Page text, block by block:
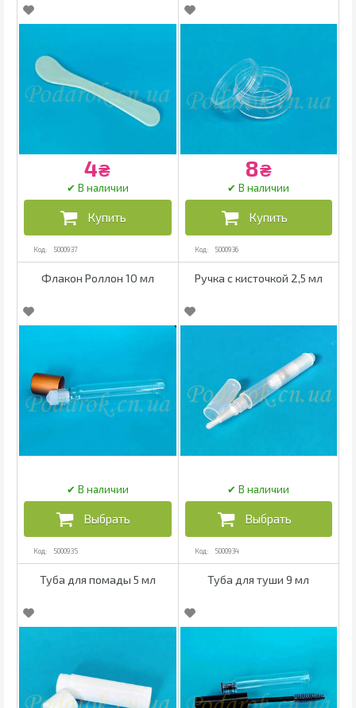
5000937
4₴
5000936
8₴
Флакон Роллон 10 мл
5000935
Ручка с кисточкой 2,5 мл
5000934
Туба для помады 5 мл Туба для туши 9 мл